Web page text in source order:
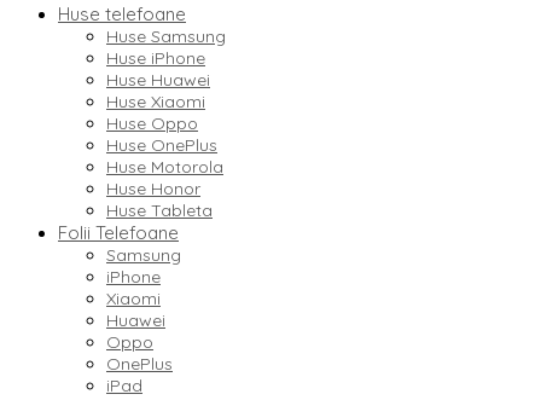
Huse telefoane
Huse Samsung
Huse iPhone
Huse Huawei
Huse Xiaomi
Huse Oppo
Huse OnePlus
Huse Motorola
Huse Honor
Huse Tableta
Folii Telefoane
Samsung
iPhone
Xiaomi
Huawei
Oppo
OnePlus
iPad